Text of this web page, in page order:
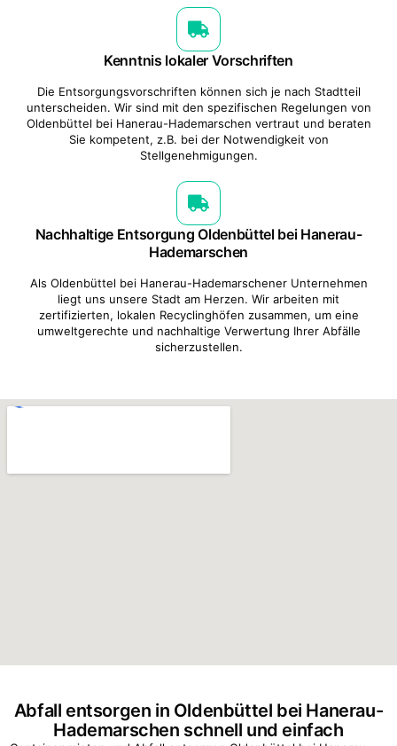
Kenntnis lokaler Vorschriften
Die Entsorgungsvorschriften können sich je nach Stadtteil
unterscheiden. Wir sind mit den spezifischen Regelungen von
Oldenbüttel bei Hanerau-Hademarschen vertraut und beraten
Sie kompetent, z.B. bei der Notwendigkeit von
Stellgenehmigungen.
Nachhaltige Entsorgung Oldenbüttel bei Hanerau-
Hademarschen
Als Oldenbüttel bei Hanerau-Hademarschener Unternehmen
liegt uns unsere Stadt am Herzen. Wir arbeiten mit
zertifizierten, lokalen Recyclinghöfen zusammen, um eine
umweltgerechte und nachhaltige Verwertung Ihrer Abfälle
sicherzustellen.
Abfall entsorgen in Oldenbüttel bei Hanerau-
Hademarschen schnell und einfach